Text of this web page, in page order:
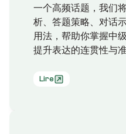
一个高频话题，我们
析、答题策略、对话
用法，帮助你掌握中
提升表达的连贯性与
Lire